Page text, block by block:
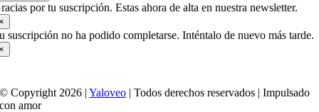
por tu suscripción. Estas ahora de alta en nuestra newsletter.
suscripción no ha podido completarse. Inténtalo de nuevo más tarde.
© Copyright 2026 |Yaloveo | Todos derechos reservados | Impulsado
con amor